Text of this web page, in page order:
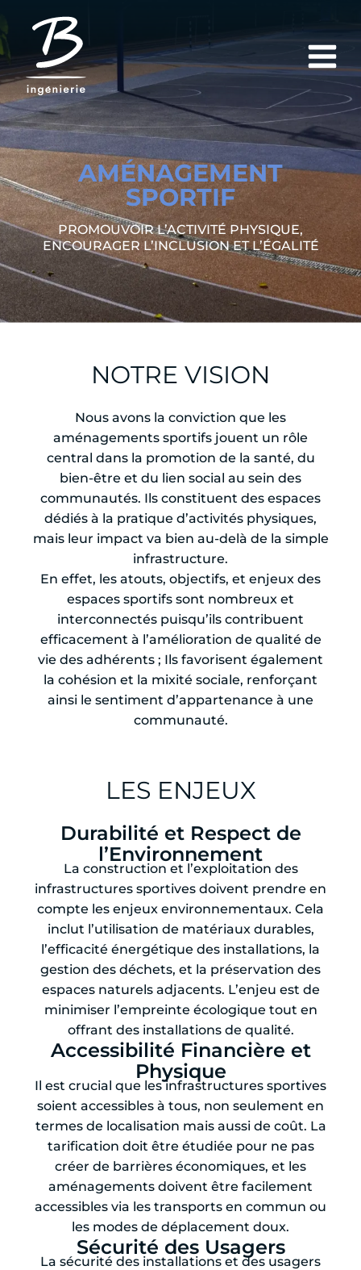
AMÉNAGEMENT
SPORTIF
PROMOUVOIR L’ACTIVITÉ PHYSIQUE,
ENCOURAGER L’INCLUSION ET L’ÉGALITÉ
NOTRE VISION
Nous avons la conviction que les
aménagements sportifs jouent un rôle
central dans la promotion de la santé, du
bien-être et du lien social au sein des
communautés. Ils constituent des espaces
dédiés à la pratique d’activités physiques,
mais leur impact va bien au-delà de la simple
infrastructure.
En effet, les atouts, objectifs, et enjeux des
espaces sportifs sont nombreux et
interconnectés puisqu’ils contribuent
efficacement à l’amélioration de qualité de
vie des adhérents ; Ils favorisent également
la cohésion et la mixité sociale, renforçant
ainsi le sentiment d’appartenance à une
communauté.
LES ENJEUX
Durabilité et Respect de
l’Environnement
La construction et l’exploitation des
infrastructures sportives doivent prendre en
compte les enjeux environnementaux. Cela
inclut l’utilisation de matériaux durables,
l’efficacité énergétique des installations, la
gestion des déchets, et la préservation des
espaces naturels adjacents. L’enjeu est de
minimiser l’empreinte écologique tout en
offrant des installations de qualité.
Accessibilité Financière et
Physique
Il est crucial que les infrastructures sportives
soient accessibles à tous, non seulement en
termes de localisation mais aussi de coût. La
tarification doit être étudiée pour ne pas
créer de barrières économiques, et les
aménagements doivent être facilement
accessibles via les transports en commun ou
les modes de déplacement doux.
Sécurité des Usagers
La sécurité des installations et des usagers